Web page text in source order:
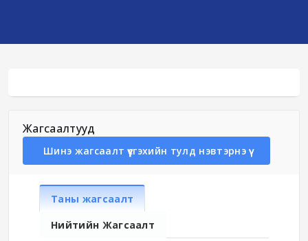
Жагсаалтууд
Шинэ жагсаалт үүсгэхийн тулд нэвтэрнэ үү
Таны жагсаалт
Нийтийн Жагсаалт